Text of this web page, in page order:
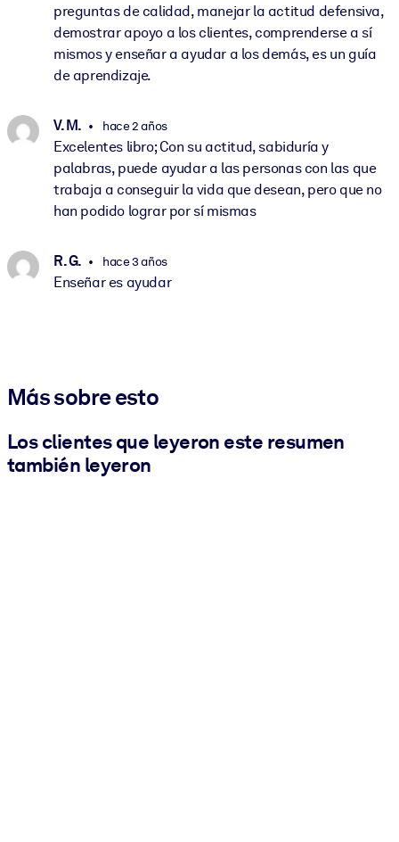
preguntas de calidad, manejar la actitud defensiva,
demostrar apoyo a los clientes, comprenderse a sí
mismos y enseñar a ayudar a los demás, es un guía
de aprendizaje.
V. M. hace 2 años
Excelentes libro; Con su actitud, sabiduría y
palabras, puede ayudar a las personas con las que
trabaja a conseguir la vida que desean, pero que no
han podido lograr por sí mismas
R. G. hace 3 años
Enseñar es ayudar
Más sobre esto
Los clientes que leyeron este resumen
también leyeron